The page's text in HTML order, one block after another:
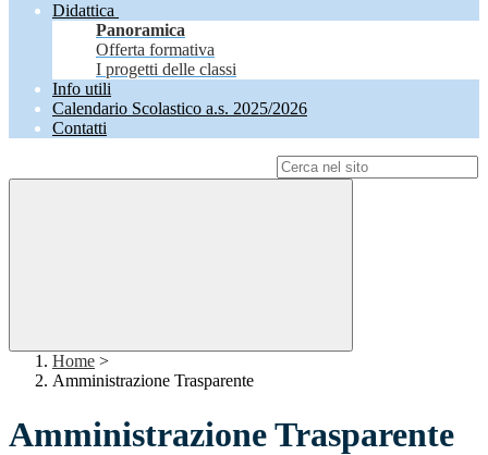
Didattica
Panoramica
Offerta formativa
I progetti delle classi
Info utili
Calendario Scolastico a.s. 2025/2026
Contatti
Home >
Amministrazione Trasparente
Amministrazione Trasparente